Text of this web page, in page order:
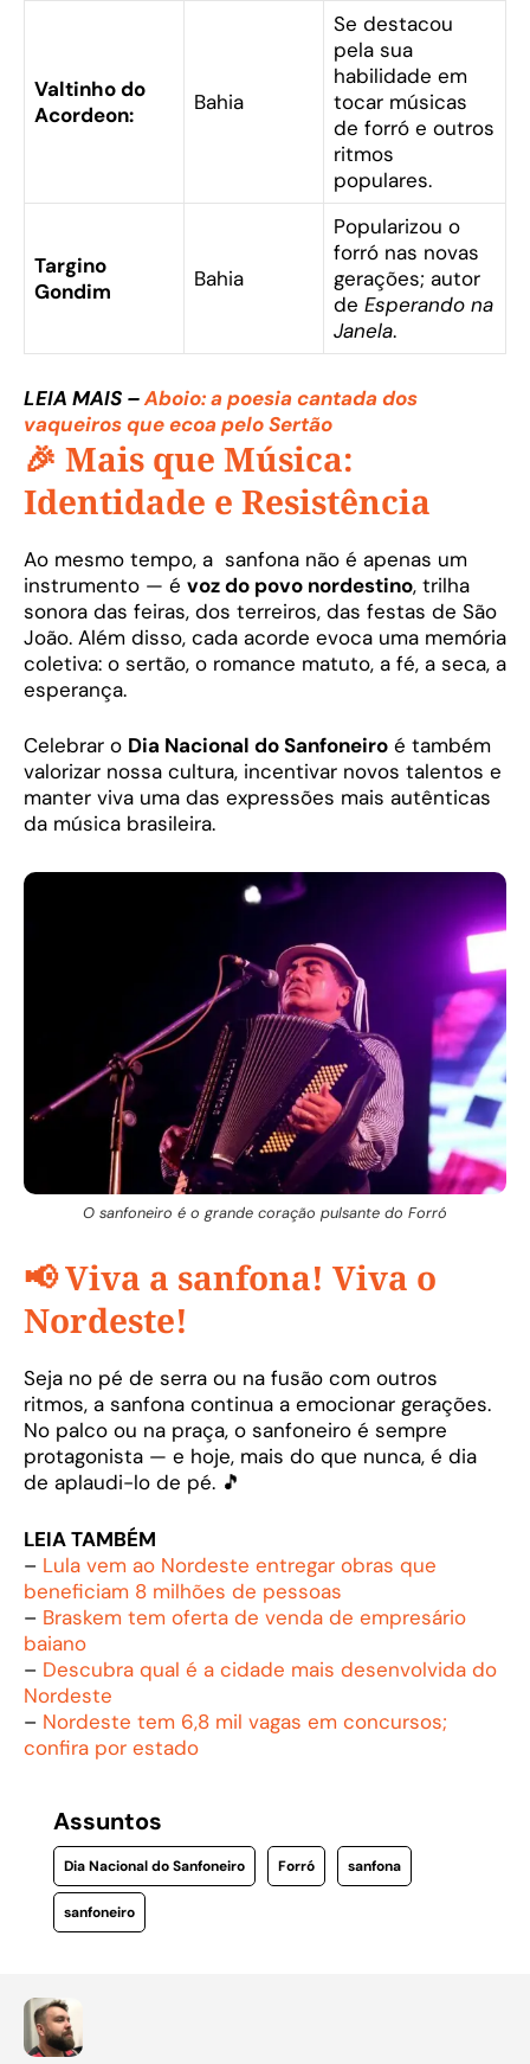
Valtinho do
Acordeon:
Bahia
Se destacou
pela sua
habilidade em
tocar músicas
de forró e outros
ritmos
populares.
Targino
Gondim
Bahia
Popularizou o
forró nas novas
gerações; autor
de Esperando na
Janela.
LEIA MAIS –Aboio: a poesia cantada dos
vaqueiros que ecoa pelo Sertão
🎉 Mais que Música:
Identidade e Resistência
Ao mesmo tempo, a sanfona não é apenas um
instrumento — é voz do povo nordestino, trilha
sonora das feiras, dos terreiros, das festas de São
João. Além disso, cada acorde evoca uma memória
coletiva: o sertão, o romance matuto, a fé, a seca, a
esperança.
Celebrar o Dia Nacional do Sanfoneiro é também
valorizar nossa cultura, incentivar novos talentos e
manter viva uma das expressões mais autênticas
da música brasileira.
O sanfoneiro é o grande coração pulsante do Forró
📢 Viva a sanfona! Viva o
Nordeste!
Seja no pé de serra ou na fusão com outros
ritmos, a sanfona continua a emocionar gerações.
No palco ou na praça, o sanfoneiro é sempre
protagonista — e hoje, mais do que nunca, é dia
de aplaudi-lo de pé. 🎵
LEIA TAMBÉM
– Lula vem ao Nordeste entregar obras que
beneficiam 8 milhões de pessoas
– Braskem tem oferta de venda de empresário
baiano
– Descubra qual é a cidade mais desenvolvida do
Nordeste
– Nordeste tem 6,8 mil vagas em concursos;
confira por estado
Assuntos
Dia Nacional do Sanfoneiro Forró sanfona
sanfoneiro